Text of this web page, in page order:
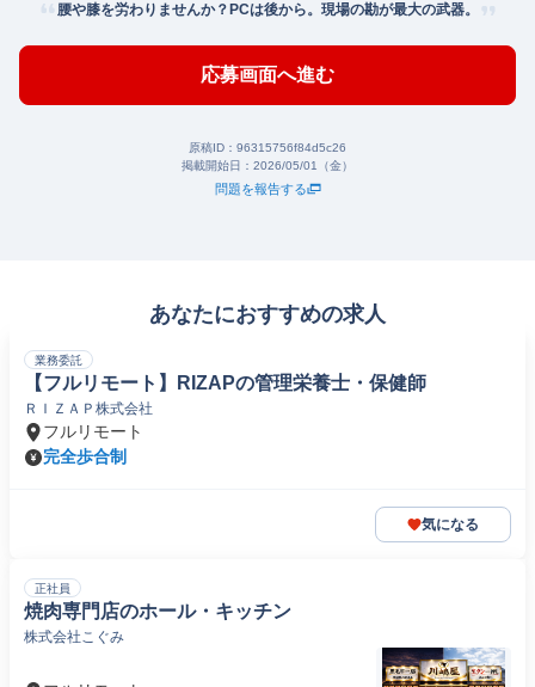
腰や膝を労わりませんか？PCは後から。現場の勘が最大の武器。
応募画面へ進む
原稿ID： 96315756f84d5c26
掲載開始日： 2026/05/01（金）
問題を報告する
あなたにおすすめの求人
業務委託
【フルリモート】RIZAPの管理栄養士・保健師
ＲＩＺＡＰ株式会社
フルリモート
完全歩合制
気になる
正社員
焼肉専門店のホール・キッチン
株式会社こぐみ